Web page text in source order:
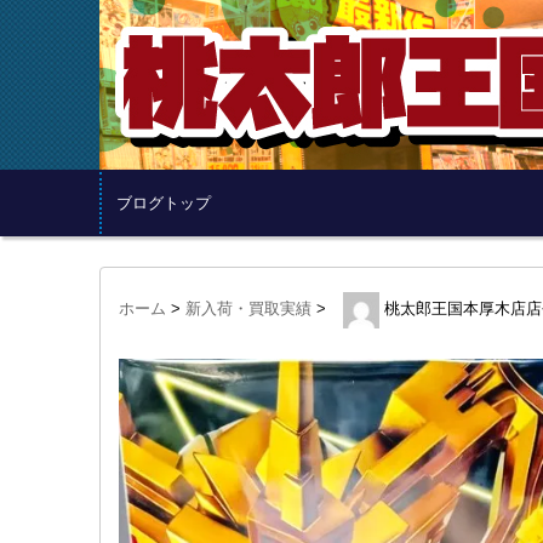
ブログトップ
ホーム > 新入荷・買取実績 > 桃太郎王国本厚木店